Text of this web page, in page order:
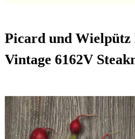
Picard und Wielpütz
Vintage 6162V